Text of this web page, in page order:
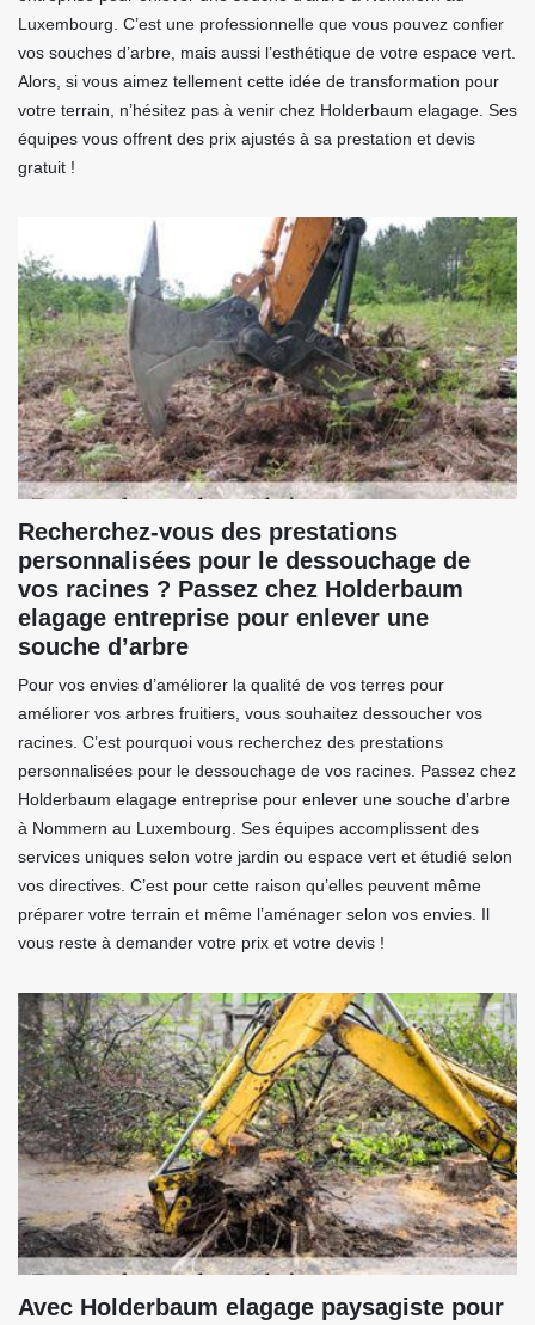
Luxembourg. C’est une professionnelle que vous pouvez confier
vos souches d’arbre, mais aussi l’esthétique de votre espace vert.
Alors, si vous aimez tellement cette idée de transformation pour
votre terrain, n’hésitez pas à venir chez Holderbaum elagage. Ses
équipes vous offrent des prix ajustés à sa prestation et devis
gratuit !
Recherchez-vous des prestations
personnalisées pour le dessouchage de
vos racines ? Passez chez Holderbaum
elagage entreprise pour enlever une
souche d’arbre
Pour vos envies d’améliorer la qualité de vos terres pour
améliorer vos arbres fruitiers, vous souhaitez dessoucher vos
racines. C’est pourquoi vous recherchez des prestations
personnalisées pour le dessouchage de vos racines. Passez chez
Holderbaum elagage entreprise pour enlever une souche d’arbre
à Nommern au Luxembourg. Ses équipes accomplissent des
services uniques selon votre jardin ou espace vert et étudié selon
vos directives. C’est pour cette raison qu’elles peuvent même
préparer votre terrain et même l’aménager selon vos envies. Il
vous reste à demander votre prix et votre devis !
Avec Holderbaum elagage paysagiste pour